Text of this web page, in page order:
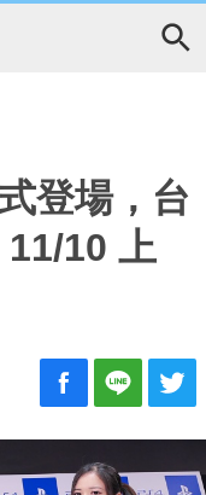
登場，台
10 上